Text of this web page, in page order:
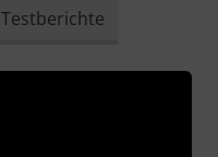
Testberichte